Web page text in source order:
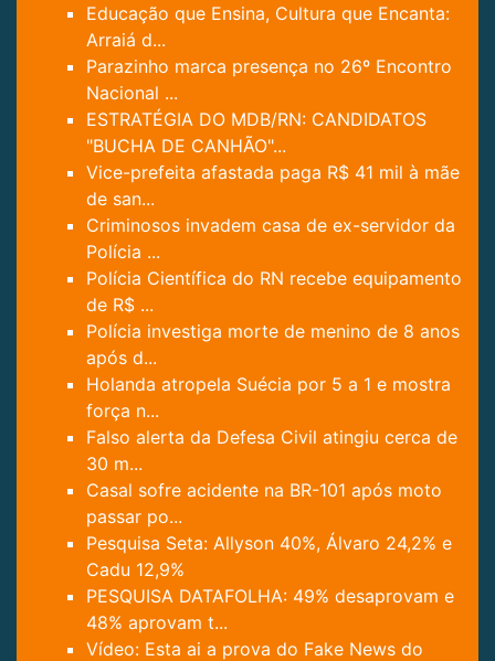
Educação que Ensina, Cultura que Encanta:
Arraiá d...
Parazinho marca presença no 26º Encontro
Nacional ...
ESTRATÉGIA DO MDB/RN: CANDIDATOS
"BUCHA DE CANHÃO"...
Vice-prefeita afastada paga R$ 41 mil à mãe
de san...
Criminosos invadem casa de ex-servidor da
Polícia ...
Polícia Científica do RN recebe equipamento
de R$ ...
Polícia investiga morte de menino de 8 anos
após d...
Holanda atropela Suécia por 5 a 1 e mostra
força n...
Falso alerta da Defesa Civil atingiu cerca de
30 m...
Casal sofre acidente na BR-101 após moto
passar po...
Pesquisa Seta: Allyson 40%, Álvaro 24,2% e
Cadu 12,9%
PESQUISA DATAFOLHA: 49% desaprovam e
48% aprovam t...
Vídeo: Esta ai a prova do Fake News do